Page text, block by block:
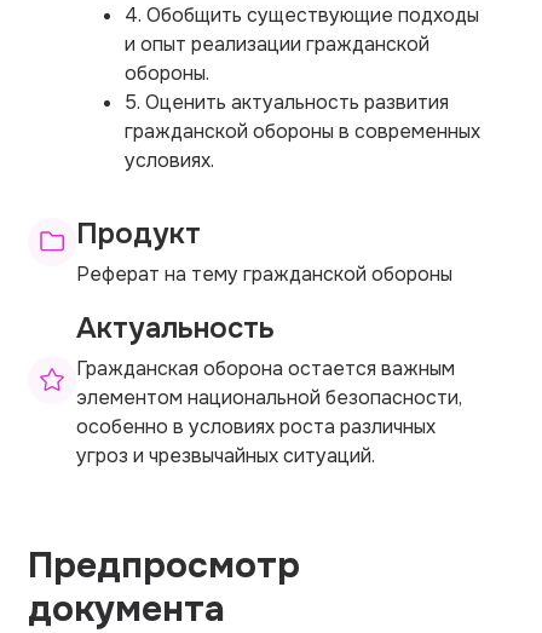
4. Обобщить существующие подходы
и опыт реализации гражданской
обороны.
5. Оценить актуальность развития
гражданской обороны в современных
условиях.
Продукт
Реферат на тему гражданской обороны
Актуальность
Гражданская оборона остается важным
элементом национальной безопасности,
особенно в условиях роста различных
угроз и чрезвычайных ситуаций.
Предпросмотр
документа